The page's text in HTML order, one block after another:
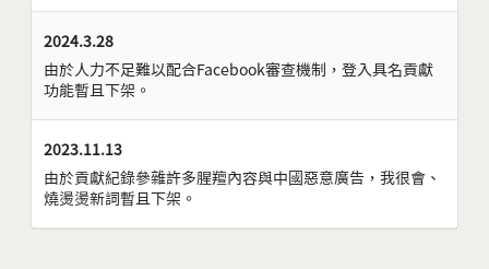
2024.3.28
由於人力不足難以配合Facebook審查機制，登入具名貢獻
功能暫且下架。
2023.11.13
由於貢獻紀錄參雜許多腥羶內容與中國惡意廣告，我很會、
燒燙燙新詞暫且下架。